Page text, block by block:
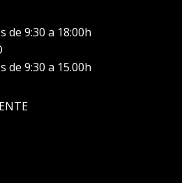
de 9:30 a 18:00h
de 9:30 a 15.00h